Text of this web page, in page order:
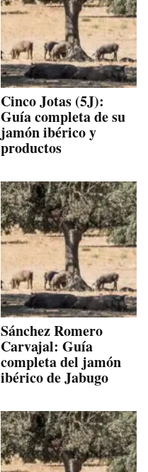
Cinco Jotas (5J):
Guía completa de su
jamón ibérico y
productos
Sánchez Romero
Carvajal: Guía
completa del jamón
ibérico de Jabugo